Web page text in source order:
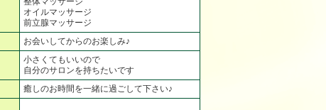
オイルマッサージ
前立腺マッサージ
お会いしてからのお楽しみ♪
小さくてもいいので
自分のサロンを持ちたいです
癒しのお時間を一緒に過ごして下さい♪